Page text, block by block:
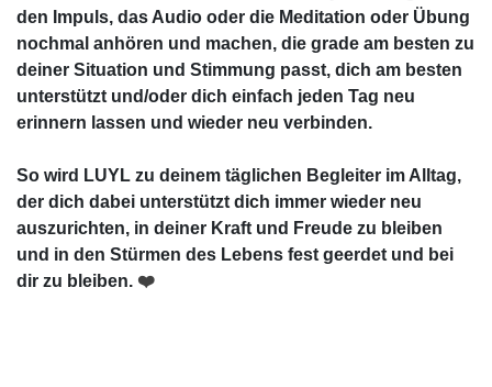
den Impuls, das Audio oder die Meditation oder Übung
nochmal anhören und machen, die grade am besten zu
deiner Situation und Stimmung passt, dich am besten
unterstützt und/oder dich einfach jeden Tag neu
erinnern lassen und wieder neu verbinden.
So wird LUYL zu deinem täglichen Begleiter im Alltag,
der dich dabei unterstützt dich immer wieder neu
auszurichten, in deiner Kraft und Freude zu bleiben
und in den Stürmen des Lebens fest geerdet und bei
dir zu bleiben. ❤️